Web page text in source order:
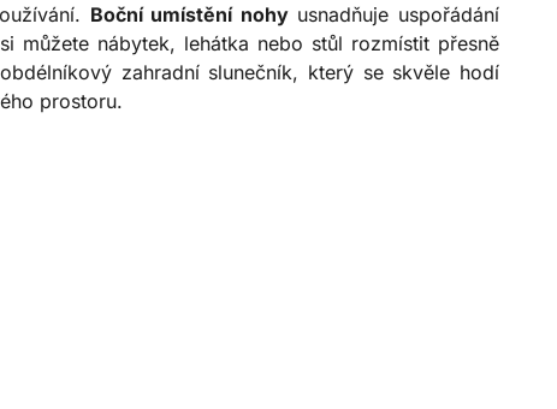
Boční umístění nohyusnadňuje uspořádání
můžete nábytek, lehátka nebo stůl rozmístit přesně
zahradní slunečník, který se skvěle hodí
prostoru.